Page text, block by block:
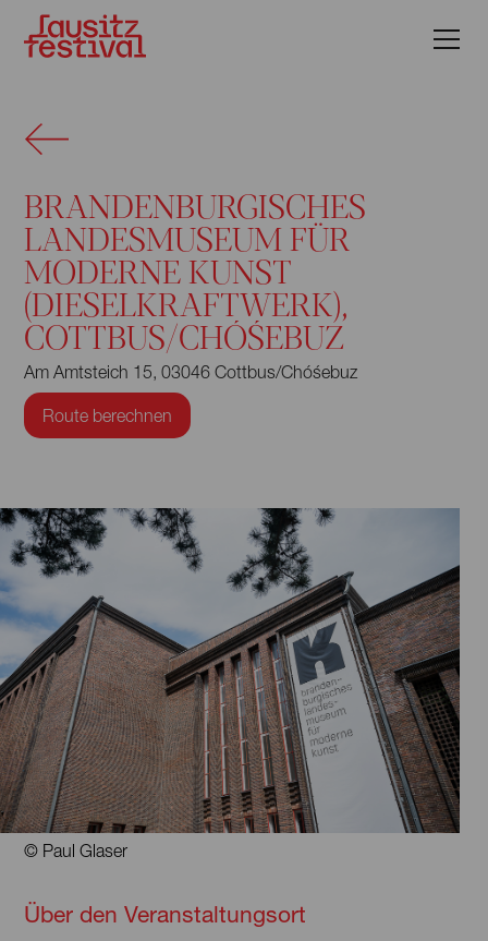
BRANDENBURGISCHES
LANDESMUSEUM FÜR
MODERNE KUNST
(DIESELKRAFTWERK),
COTTBUS/CHÓŚEBUZ
Am Amtsteich 15, 03046 Cottbus/Chóśebuz
Route berechnen
© Paul Glaser
Über den Veranstaltungsort